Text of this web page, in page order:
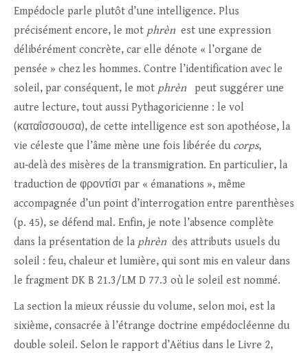
Empédocle parle plutôt d’une intelligence. Plus
précisément encore, le mot phrèn est une expression
délibérément concrète, car elle dénote « l’organe de
pensée » chez les hommes. Contre l’identification avec le
soleil, par conséquent, le mot phrèn
peut suggérer une
autre lecture, tout aussi Pythagoricienne : le vol
(καταΐσσουσα), de cette intelligence est son apothéose, la
vie céleste que l’âme mène une fois libérée du corps,
au‑delà des misères de la transmigration. En particulier, la
traduction de φροντίσι par « émanations », même
accompagnée d’un point d’interrogation entre parenthèses
(p. 45), se défend mal. Enfin, je note l’absence complète
dans la présentation de la phrèn des attributs usuels du
soleil : feu, chaleur et lumière, qui sont mis en valeur dans
le fragment DK B 21.3/LM D 77.3 où le soleil est nommé.
La section la mieux réussie du volume, selon moi, est la
sixième, consacrée à l’étrange doctrine empédocléenne du
double soleil. Selon le rapport d’Aëtius dans le Livre 2,